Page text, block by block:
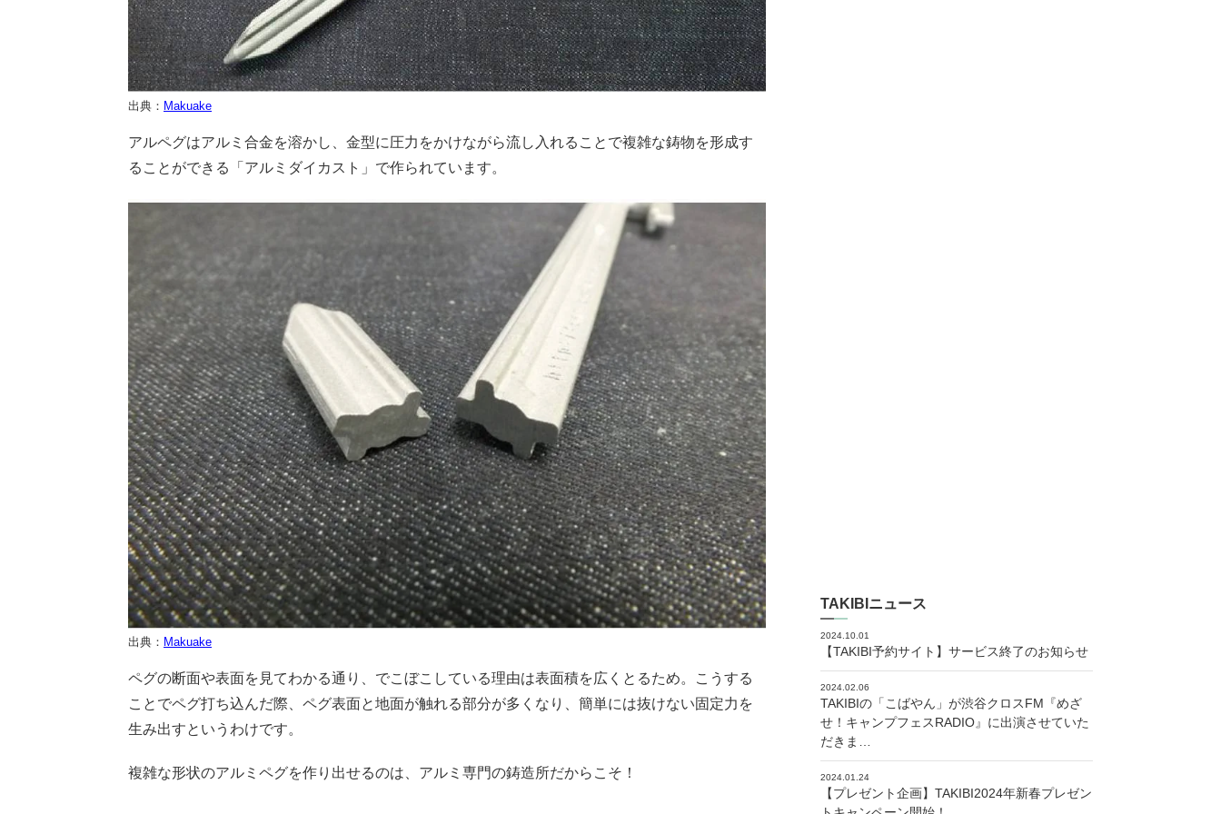
出典： Makuake
アルペグはアルミ合金を溶かし、金型に圧力をかけながら流し入れることで複雑な鋳物を形成す
ることができる「アルミダイカスト」で作られています。
出典： Makuake
ペグの断面や表面を見てわかる通り、でこぼこしている理由は表面積を広くとるため。こうする
ことでペグ打ち込んだ際、ペグ表面と地面が触れる部分が多くなり、簡単には抜けない固定力を
生み出すというわけです。
複雑な形状のアルミペグを作り出せるのは、アルミ専門の鋳造所だからこそ！
TAKIBIニュース
2024.10.01
【TAKIBI予約サイト】サービス終了のお知らせ
2024.02.06
TAKIBIの「こばやん」が渋谷クロスFM『めざ
せ！キャンプフェスRADIO』に出演させていた
だきま…
2024.01.24
【プレゼント企画】TAKIBI2024年新春プレゼン